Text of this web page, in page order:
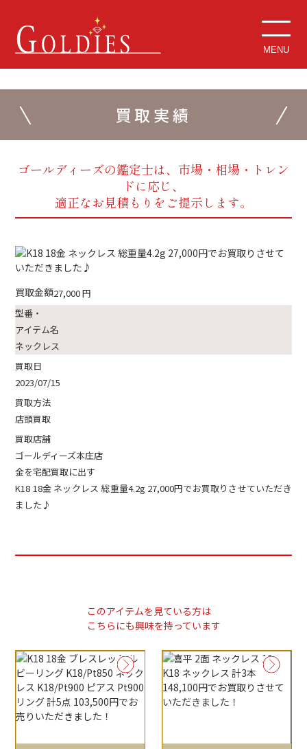
MENU
買取実績
ゴールディーズの鑑定士は、市場・相場・トレン
ドに応じ、
適正なお見積もりをご提示します。
買取金額27,000円
型番・
アイテム名
ネックレス
買取日
2023/07/15
買取方法
店頭買取
買取店舗
ゴールディーズ本庄店
金を宅配買取に出す
K18 18金 ネックレス 総重量4.2g 27,000円でお買取りさせていただき
ました♪
このアイテムを見ている方は
こちらにも興味を持っています